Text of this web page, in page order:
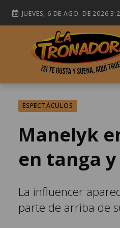
JUEVES, 6 DE AGO. DE 2026
ESPECTÁCULOS
Manelyk
en tanga
La influencer
parte de arriba de